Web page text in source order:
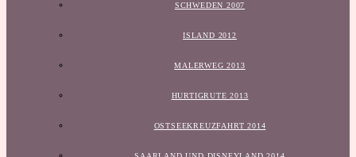
SCHWEDEN 2007
ISLAND 2012
MALERWEG 2013
HURTIGRUTE 2013
OSTSEEKREUZFAHRT 2014